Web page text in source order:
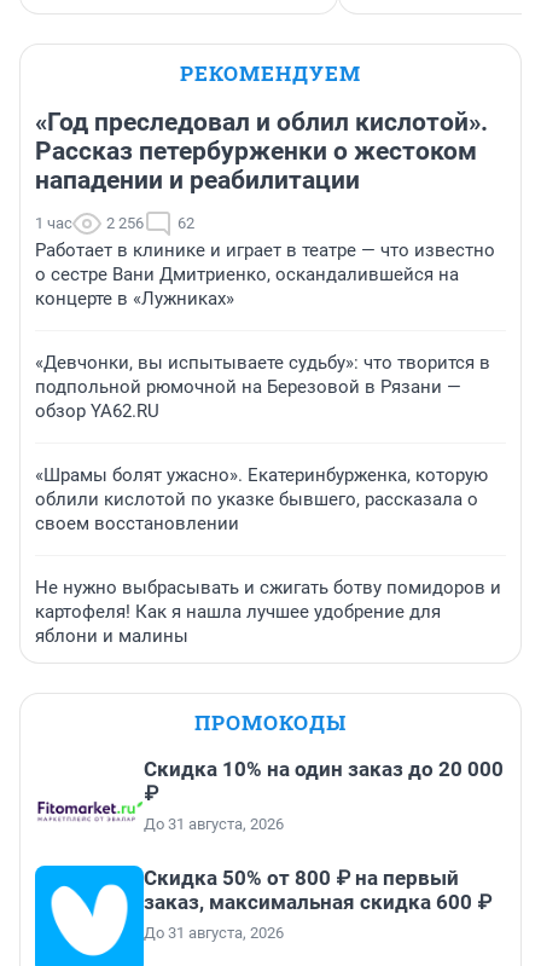
РЕКОМЕНДУЕМ
«Год преследовал и облил кислотой».
Рассказ петербурженки о жестоком
нападении и реабилитации
1 час 2 256 62
Работает в клинике и играет в театре — что известно
о сестре Вани Дмитриенко, оскандалившейся на
концерте в «Лужниках»
«Девчонки, вы испытываете судьбу»: что творится в
подпольной рюмочной на Березовой в Рязани —
обзор YA62.RU
«Шрамы болят ужасно». Екатеринбурженка, которую
облили кислотой по указке бывшего, рассказала о
своем восстановлении
Не нужно выбрасывать и сжигать ботву помидоров и
картофеля! Как я нашла лучшее удобрение для
яблони и малины
ПРОМОКОДЫ
Скидка 10% на один заказ до 20 000
₽
До 31 августа, 2026
Скидка 50% от 800 ₽ на первый
заказ, максимальная скидка 600 ₽
До 31 августа, 2026